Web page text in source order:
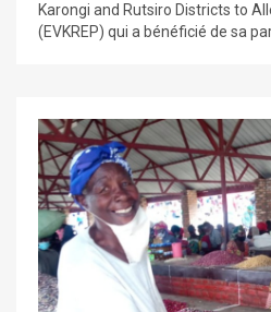
Karongi and Rutsiro Districts to
(EVKREP) qui a bénéficié de sa